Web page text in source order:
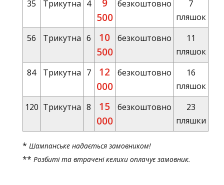
35 Трикутна 4
500
безкоштовно
7
пляшок
56
Трикутна 6
10
500
безкоштовно
11
пляшок
84
Трикутна 7
12
000
безкоштовно
16
пляшок
120 Трикутна 8
15
000
безкоштовно
23
пляшки
* Шампанське надається замовником!
** Розбиті та втрачені келихи оплачує замовник.